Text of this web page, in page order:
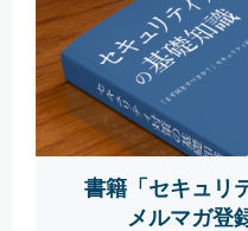
書籍「セキュリ
メルマガ登